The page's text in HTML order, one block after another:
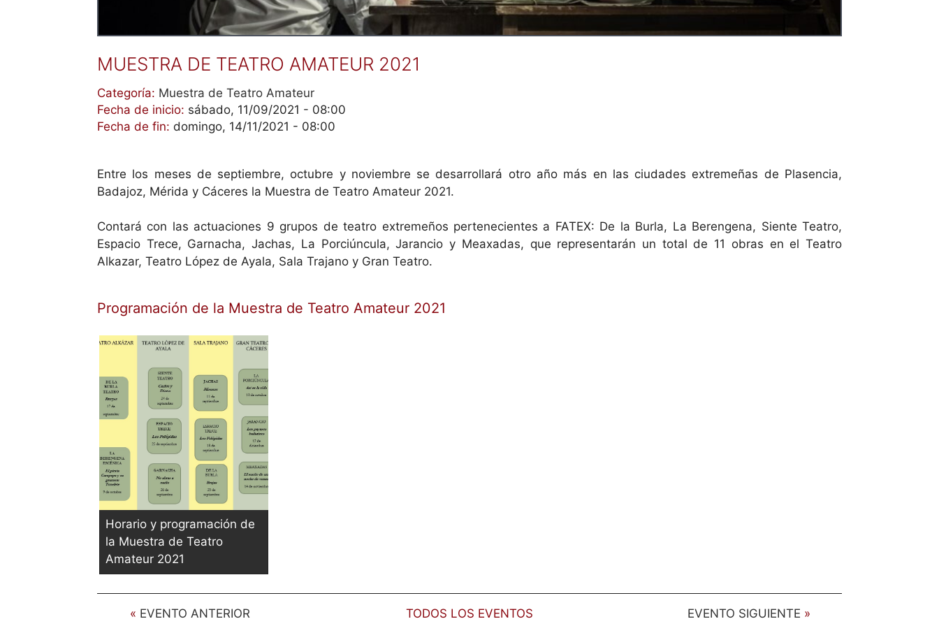
MUESTRA DE TEATRO AMATEUR 2021
Categoría: Muestra de Teatro Amateur
Fecha de inicio: sábado, 11/09/2021 - 08:00
Fecha de fin: domingo, 14/11/2021 - 08:00
Entre los meses de septiembre, octubre y noviembre se desarrollará otro año más en las ciudades extremeñas de Plasencia,
Badajoz, Mérida y Cáceres la Muestra de Teatro Amateur 2021.
Contará con las actuaciones 9 grupos de teatro extremeños pertenecientes a FATEX: De la Burla, La Berengena, Siente Teatro,
Espacio Trece, Garnacha, Jachas, La Porciúncula, Jarancio y Meaxadas, que representarán un total de 11 obras en el Teatro
Alkazar, Teatro López de Ayala, Sala Trajano y Gran Teatro.
Programación de la Muestra de Teatro Amateur 2021
Horario y programación de
la Muestra de Teatro
Amateur 2021
« EVENTO ANTERIOR TODOS LOS EVENTOS EVENTO SIGUIENTE »